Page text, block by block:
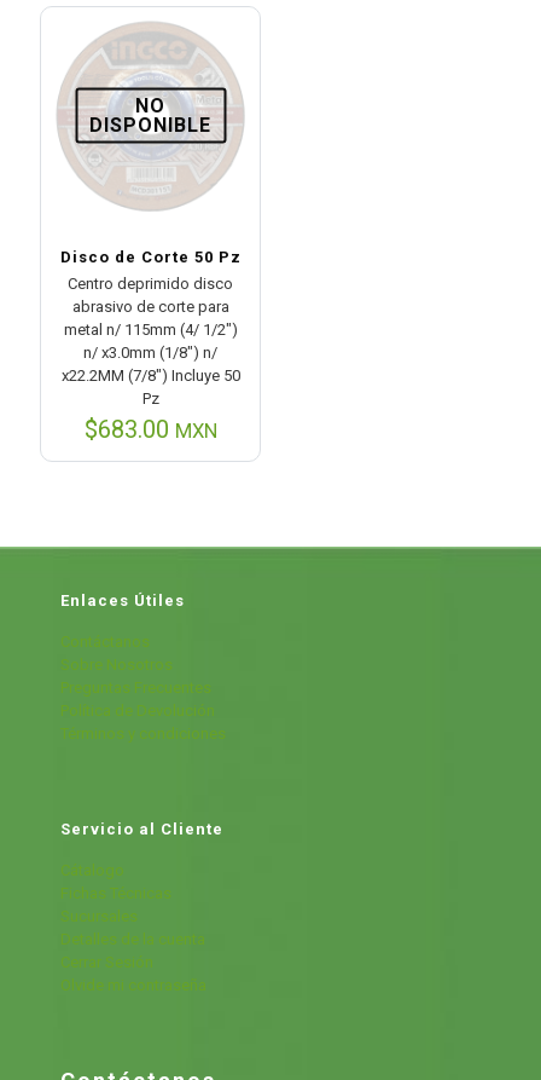
$1,987.00.
es:
$1,402.00.
NO
DISPONIBLE
Disco de Corte 50 Pz
Centro deprimido disco
abrasivo de corte para
metal n/ 115mm (4/ 1/2″)
n/ x3.0mm (1/8″) n/
x22.2MM (7/8″) Incluye 50
Pz
$683.00 MXN
Enlaces Útiles
Contáctanos
Sobre Nosotros
Preguntas Frecuentes
Política de Devolución
Términos y condiciones
Servicio al Cliente
Cátalogo
Fichas Técnicas
Sucursales
Detalles de la cuenta
Cerrar Sesión
Olvide mi contraseña